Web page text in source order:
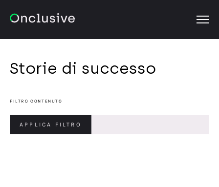
Storie di successo
FILTRO CONTENUTO
APPLICA FILTRO